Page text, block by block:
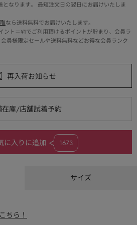
となります。 最短注文日の翌日にお届けいたしま
なら送料無料でお届けいたします。
ント＝¥1でご利用頂けるポイントが貯まり、会員ラ
員様限定セールや送料無料などお得な会員ランク
に入りに追加 1673
サイズ
ちら！